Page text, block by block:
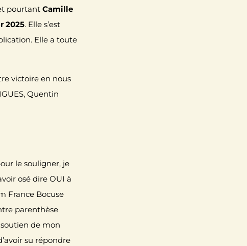
pourtant Camille
2025. Elle s’est
Elle a toute
victoire en nous
, Quentin
le souligner, je
osé dire OUI à
France Bocuse
parenthèse
de mon
su répondre